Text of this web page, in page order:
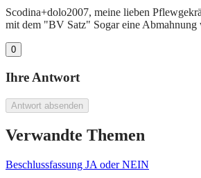
Scodina+dolo2007, meine lieben
mit dem "BV Satz" Sogar eine
0
Ihre Antwort
Antwort absenden
Verwandte Themen
Beschlussfassung JA oder NEIN